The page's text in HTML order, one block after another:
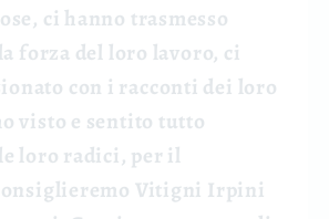
ci hanno trasmesso
forza del loro lavoro, ci
con i racconti dei loro
visto e sentito tutto
loro radici, per il
Vitigni Irpini